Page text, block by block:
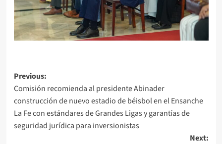
Previous:
Comisión recomienda al presidente Abinader
construcción de nuevo estadio de béisbol en el Ensanche
La Fe con estándares de Grandes Ligas y garantías de
seguridad jurídica para inversionistas
Next: